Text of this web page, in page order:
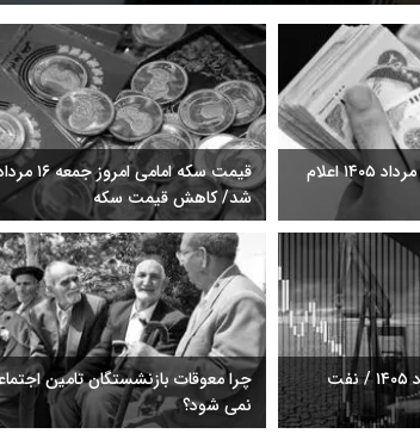
قیمت دینار عراق امروز جمعه ۱۶ مرداد ۱۴۰۵ اعلام
شد/ کاهش قیمت سکه
قیمت نفت امروز جمعه ۱۶ مرداد ۱۴۰۵ / نفت
چرا معوقات بازنشستگان تامین
نمی شود؟